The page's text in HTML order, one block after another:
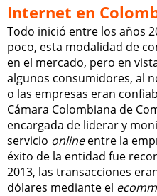
Internet en
Todo inició entre los años
poco, esta modalidad de
en el mercado, pero en
algunos consumidores, al
o las empresas eran
Cámara Colombiana de
encargada de liderar y
servicio onlineentre la
éxito de la entidad fue
2013, las transacciones
dólares mediante el